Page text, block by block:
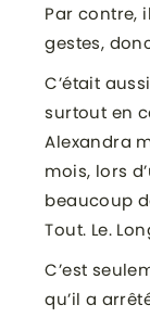
Par contre,
gestes,
C’était
surtout en
Alexandra
mois, lors
beaucoup
Tout. Le.
C’est
qu’il a